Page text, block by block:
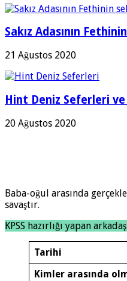
Sakız Adasının
21 Ağustos 2020
Hint Deniz Seferleri ve
20 Ağustos 2020
Baba-oğul arasında
savaştır.
KPSS hazırlığı yapan
Tarihi
Kimler arasında